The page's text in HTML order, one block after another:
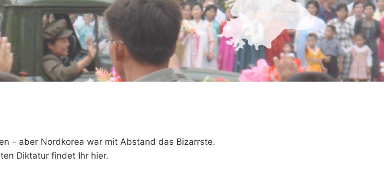
– aber Nordkorea war mit Abstand das Bizarrste.
Diktatur findet Ihr hier.